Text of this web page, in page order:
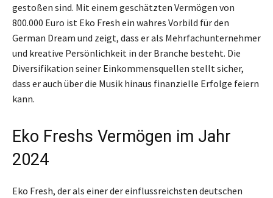
gestoßen sind. Mit einem geschätzten Vermögen von
800.000 Euro ist Eko Fresh ein wahres Vorbild für den
German Dream und zeigt, dass er als Mehrfachunternehmer
und kreative Persönlichkeit in der Branche besteht. Die
Diversifikation seiner Einkommensquellen stellt sicher,
dass er auch über die Musik hinaus finanzielle Erfolge feiern
kann.
Eko Freshs Vermögen im Jahr
2024
Eko Fresh, der als einer der einflussreichsten deutschen